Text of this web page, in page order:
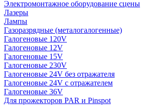
Электромонтажное оборудование сцены
Лазеры
Лампы
Газоразрядные (металогалогенные)
Галогеновые 120V
Галогеновые 12V
Галогеновые 15V
Галогеновые 230V
Галогеновые 24V без отражателя
Галогеновые 24V с отражателем
Галогеновые 36V
Для прожекторов PAR и Pinspot